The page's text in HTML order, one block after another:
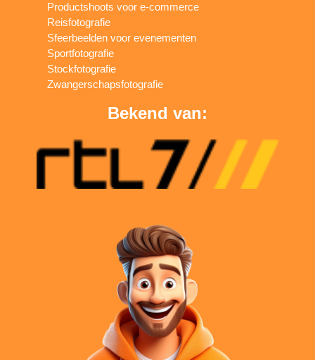
Productshoots voor e-commerce
Reisfotografie
Sfeerbeelden voor evenementen
Sportfotografie
Stockfotografie
Zwangerschapsfotografie
Bekend van: